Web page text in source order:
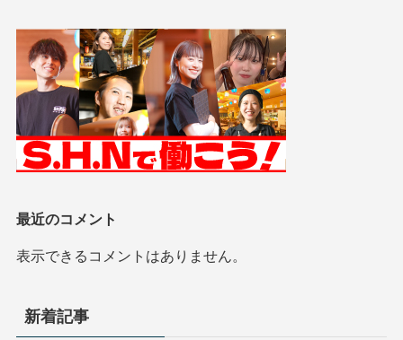
最近のコメント
表示できるコメントはありません。
新着記事